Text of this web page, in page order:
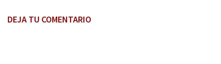
DEJA TU COMENTARIO